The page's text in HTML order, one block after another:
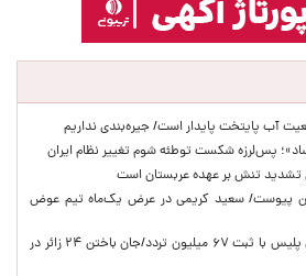
آب پایتخت پایدار است/ جیره‌بندی نداریم
پس‌لرزه شکست توطئه شوم تغییر نظام ایران
تشدید تنش بر عهده عربستان است
پیوست/ سعید کریمی در عرض یک‌ماه تیم عوض
پایان طرح ترافیکی اربعین پلیس با ثبت ۶۷ میلیون تردد/جان باختن ۲۴ زائر در